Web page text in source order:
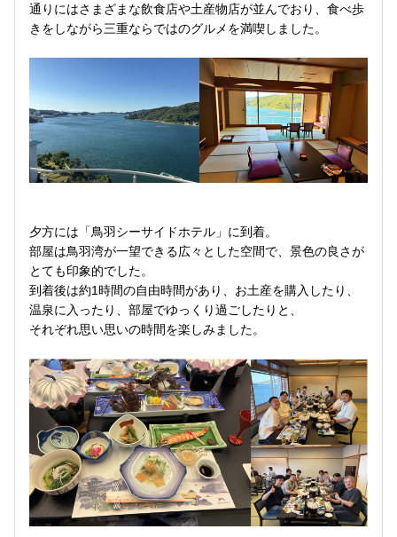
通りにはさまざまな飲食店や土産物店が並んでおり、食べ歩
きをしながら三重ならではのグルメを満喫しました。
夕方には「鳥羽シーサイドホテル」に到着。
部屋は鳥羽湾が一望できる広々とした空間で、景色の良さが
とても印象的でした。
到着後は約1時間の自由時間があり、お土産を購入したり、
温泉に入ったり、部屋でゆっくり過ごしたりと、
それぞれ思い思いの時間を楽しみました。